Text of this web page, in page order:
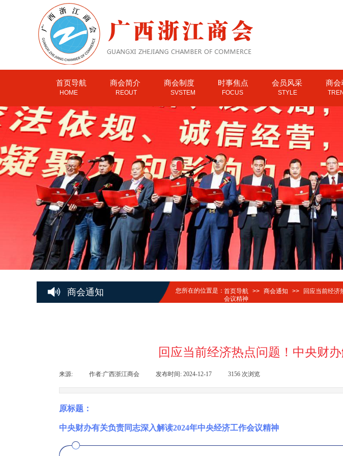
首页导航 商会简介 商会制度 时事焦点 会员风采 商会
HOME REOUT SVSTEM FOCUS STYLE
商会通知 您所在的位置是：首页导航 >> 商会通知 >>
回应当前经济
会议精神
回应当前经济热点问题！中央财
来源: 作者:广西浙江商会 发布时间: 2024-12-17 3156 次浏览
原标题：
中央财办有关负责同志深入解读2024年中央经济工作会议精神